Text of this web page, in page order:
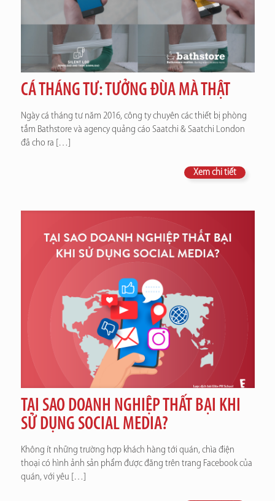
CÁ THÁNG TƯ: TƯỞNG ĐÙA MÀ THẬT
Ngày cá tháng tư năm 2016, công ty chuyên các thiết bị phòng
tắm Bathstore và agency quảng cáo Saatchi & Saatchi London
đã cho ra […]
Xem chi tiết
TẠI SAO DOANH NGHIỆP THẤT BẠI KHI
SỬ DỤNG SOCIAL MEDIA?
Không ít những trường hợp khách hàng tới quán, chìa điện
thoại có hình ảnh sản phẩm được đăng trên trang Facebook của
quán, với yêu […]